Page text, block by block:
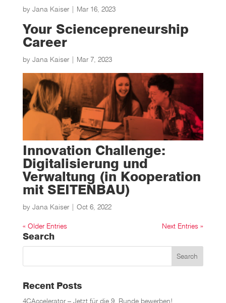
by Jana Kaiser| Mar 16, 2023
Your Sciencepreneurship
Career
by Jana Kaiser| Mar 7, 2023
Innovation Challenge:
Digitalisierung und
Verwaltung (in Kooperation
mit SEITENBAU)
by Jana Kaiser| Oct 6, 2022
« Older Entries Next Entries »
Search
Recent Posts
4CAccelerator – Jetzt für die 9. Runde bewerben!